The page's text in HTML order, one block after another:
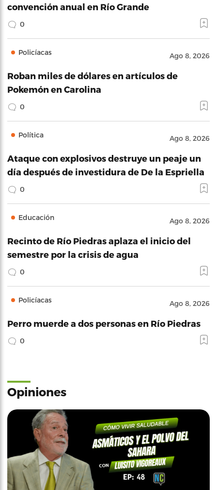
convención anual en Río Grande
0
Policíacas Ago 8, 2026
Roban miles de dólares en artículos de
Pokemón en Carolina
0
Política Ago 8, 2026
Ataque con explosivos destruye un peaje un
día después de investidura de De la Espriella
0
Educación Ago 8, 2026
Recinto de Río Piedras aplaza el inicio del
semestre por la crisis de agua
0
Policíacas Ago 8, 2026
Perro muerde a dos personas en Río Piedras
0
Opiniones